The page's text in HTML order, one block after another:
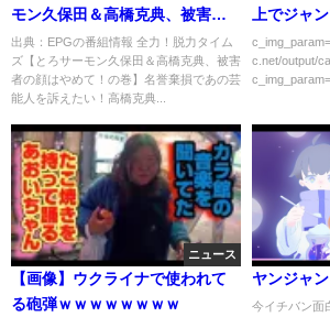
モン久保田＆高橋克典、被害者
の顔はやめて！の巻】[字]…の番
組内容解析まとめ
出典：EPGの番組情報 全力！脱力タイム
ズ【とろサーモン久保田＆高橋克典、被害
者の顔はやめて！の巻】名誉棄損であの芸
能人を訴えたい！高橋克典...
上でジャ
の時を経て
ｗｗ
c.net/output/
ニュース
【画像】ウクライナで使われて
る砲弾ｗｗｗｗｗｗｗｗ
ヤンジャ
今イチバン面